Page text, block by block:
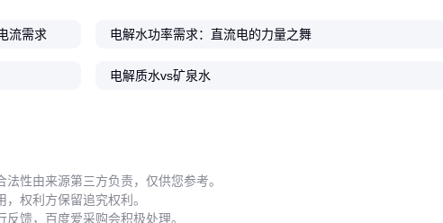
流需求 电解水功率需求：直流电的力量之舞
电解质水vs矿泉水
性由来源第三方负责，仅供您参考。
权利方保留追究权利。
馈，百度爱采购会积极处理。